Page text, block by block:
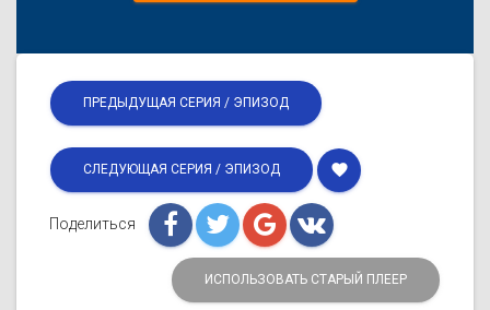
ПРЕДЫДУЩАЯ СЕРИЯ / ЭПИЗОД
СЛЕДУЮЩАЯ СЕРИЯ / ЭПИЗОД favorite
Поделиться
ИСПОЛЬЗОВАТЬ СТАРЫЙ ПЛЕЕР